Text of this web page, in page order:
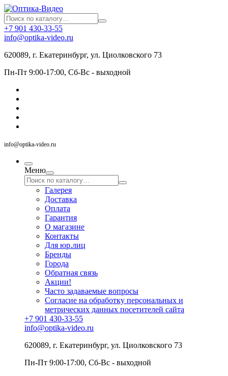
+7 901 430-33-55
info@optika-video.ru
620089, г. Екатеринбург, ул. Циолковского 73
Пн-Пт 9:00-17:00, Сб-Вс - выходной
info@optika-video.ru
Меню
Галерея
Доставка
Оплата
Гарантия
О магазине
Контакты
Для юр.лиц
Бренды
Города
Обратная связь
Акции!
Часто задаваемые вопросы
Согласие на обработку персональных и
метрических данных посетителей сайта
+7 901 430-33-55
info@optika-video.ru
620089, г. Екатеринбург, ул. Циолковского 73
Пн-Пт 9:00-17:00, Сб-Вс - выходной